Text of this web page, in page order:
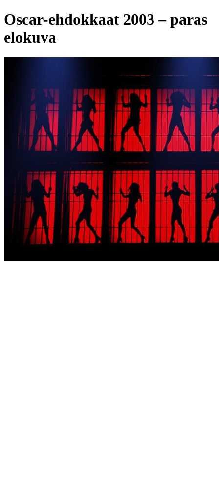
Oscar-ehdokkaat 2003 – paras
elokuva